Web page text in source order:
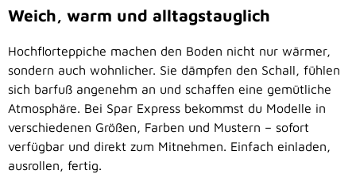
Weich, warm und alltagstauglich
Hochflorteppiche machen den Boden nicht nur wärmer,
sondern auch wohnlicher. Sie dämpfen den Schall, fühlen
sich barfuß angenehm an und schaffen eine gemütliche
Atmosphäre. Bei Spar Express bekommst du Modelle in
verschiedenen Größen, Farben und Mustern – sofort
verfügbar und direkt zum Mitnehmen. Einfach einladen,
ausrollen, fertig.